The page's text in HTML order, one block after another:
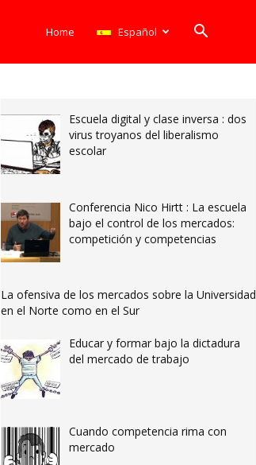
Home Español
Escuela digital y clase inversa : dos
virus troyanos del liberalismo
escolar
Conferencia Nico Hirtt : La escuela
bajo el control de los mercados:
competición y competencias
La ofensiva de los mercados sobre la Universidad
en el Norte como en el Sur
Educar y formar bajo la dictadura
del mercado de trabajo
Cuando competencia rima con
mercado